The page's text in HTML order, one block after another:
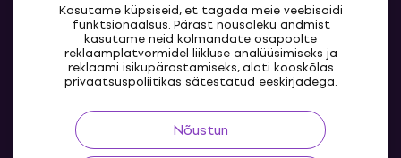
Kasutame küpsiseid, et tagada meie veebisaidi
funktsionaalsus. Pärast nõusoleku andmist
kasutame neid kolmandate osapoolte
reklaamplatvormidel liikluse analüüsimiseks ja
reklaami isikupärastamiseks, alati kooskõlas
privaatsuspoliitikas sätestatud eeskirjadega.
Nõustun
EE